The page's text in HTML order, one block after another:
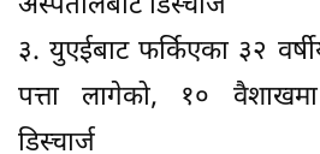
३. युएईबाट फर्किएका ३२
पत्ता लागेको, १०
डिस्चार्ज